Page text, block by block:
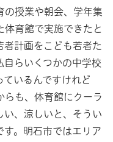
の授業や朝会、学年集
育館で実施できたと
者計画をこども若者た
自らいくつかの中学校
いるんですけれど
らも、体育館にクーラ
い、涼しいと、そうい
す。明石市ではエリア